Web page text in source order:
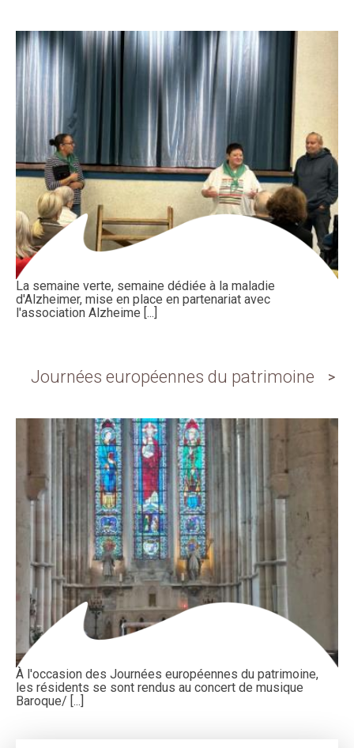
La semaine verte, semaine dédiée à la maladie
d'Alzheimer, mise en place en partenariat avec
l'association Alzheime [...]
Journées européennes du patrimoine
À l'occasion des Journées européennes du patrimoine,
les résidents se sont rendus au concert de musique
Baroque/ [...]